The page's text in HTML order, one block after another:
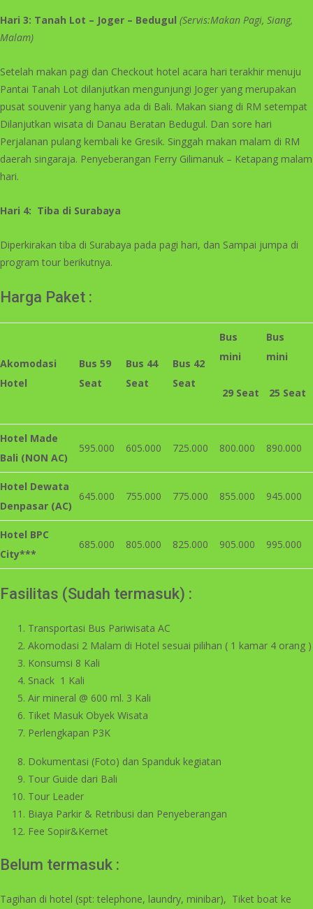
Hari 3: Tanah Lot – Joger – Bedugul (Servis:Makan Pagi, Siang,
Malam)
Setelah makan pagi dan Checkout hotel acara hari terakhir menuju
Pantai Tanah Lot dilanjutkan mengunjungi Joger yang merupakan
pusat souvenir yang hanya ada di Bali. Makan siang di RM setempat
Dilanjutkan wisata di Danau Beratan Bedugul. Dan sore hari
Perjalanan pulang kembali ke Gresik. Singgah makan malam di RM
daerah singaraja. Penyeberangan Ferry Gilimanuk – Ketapang malam
hari.
Hari 4: Tiba di Surabaya
Diperkirakan tiba di Surabaya pada pagi hari, dan Sampai jumpa di
program tour berikutnya.
Harga Paket :
Akomodasi
Hotel
Bus 59
Seat
Bus 44
Seat
Bus 42
Seat
Bus
mini
29 Seat
Bus
mini
25 Seat
Hotel Made
Bali (NON AC)
595.000 605.000 725.000 800.000 890.000
Hotel Dewata
Denpasar (AC)
645.000 755.000 775.000 855.000 945.000
Hotel BPC
City***
685.000 805.000 825.000 905.000 995.000
Fasilitas (Sudah termasuk) :
Transportasi Bus Pariwisata AC
Akomodasi 2 Malam di Hotel sesuai pilihan ( 1 kamar 4 orang )
Konsumsi 8 Kali
Snack 1 Kali
Air mineral @ 600 ml. 3 Kali
Tiket Masuk Obyek Wisata
Perlengkapan P3K
Dokumentasi (Foto) dan Spanduk kegiatan
Tour Guide dari Bali
Tour Leader
Biaya Parkir & Retribusi dan Penyeberangan
Fee Sopir&Kernet
Belum termasuk :
Tagihan di hotel (spt: telephone, laundry, minibar), Tiket boat ke